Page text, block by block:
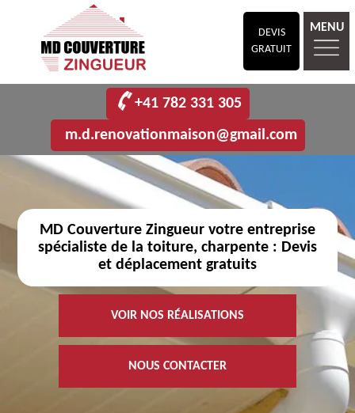
DEVIS
GRATUIT
MENU
+41 782 331 305
m.d.renovationmaison@gmail.com
MD Couverture Zingueur votre entreprise
spécialiste de la toiture, charpente : Devis
et déplacement gratuits
VOIR NOS RÉALISATIONS
NOUS CONTACTER